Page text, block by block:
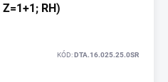
RH)
KÓD:DTA.16.025.25.0SR